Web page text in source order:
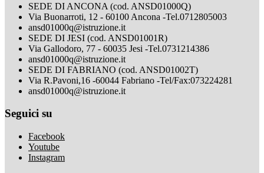
SEDE DI ANCONA (cod. ANSD01000Q)
Via Buonarroti, 12 - 60100 Ancona -Tel.0712805003
ansd01000q@istruzione.it
SEDE DI JESI (cod. ANSD01001R)
Via Gallodoro, 77 - 60035 Jesi -Tel.0731214386
ansd01000q@istruzione.it
SEDE DI FABRIANO (cod. ANSD01002T)
Via R.Pavoni,16 -60044 Fabriano -Tel/Fax:073224281
ansd01000q@istruzione.it
Seguici su
Facebook
Youtube
Instagram